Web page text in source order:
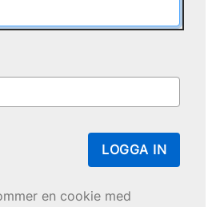
LOGGA IN
en cookie med